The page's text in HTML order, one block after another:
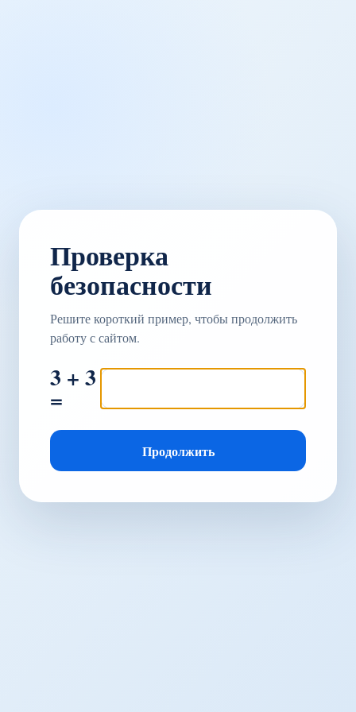
Проверка
безопасности
Решите короткий пример, чтобы продолжить
работу с сайтом.
3 + 3
=
Продолжить